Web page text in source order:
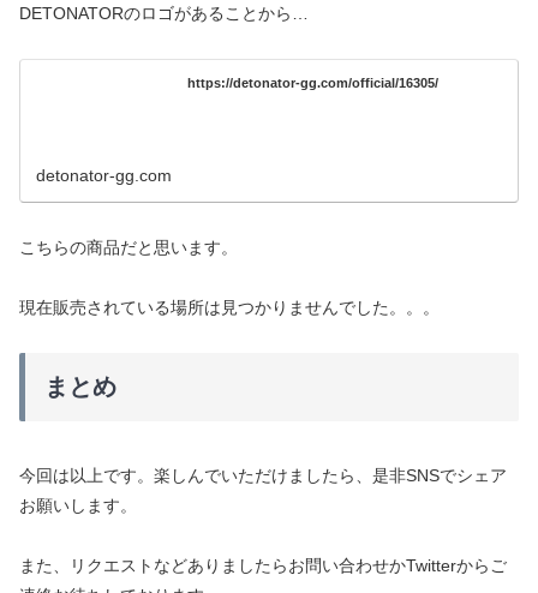
DETONATORのロゴがあることから…
https://detonator-gg.com/official/16305/
detonator-gg.com
こちらの商品だと思います。
現在販売されている場所は見つかりませんでした。。。
まとめ
今回は以上です。楽しんでいただけましたら、是非SNSでシェア
お願いします。
また、リクエストなどありましたらお問い合わせかTwitterからご